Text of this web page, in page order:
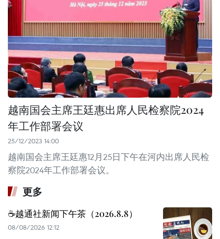
越南国会主席王廷惠出席人民检察院2024
年工作部署会议
25/12/2023 14:00
越南国会主席王廷惠12月25日下午在河内出席人民检
察院2024年工作部署会议。
更多
☕️越通社新闻下午茶（2026.8.8）
08/08/2026 12:12